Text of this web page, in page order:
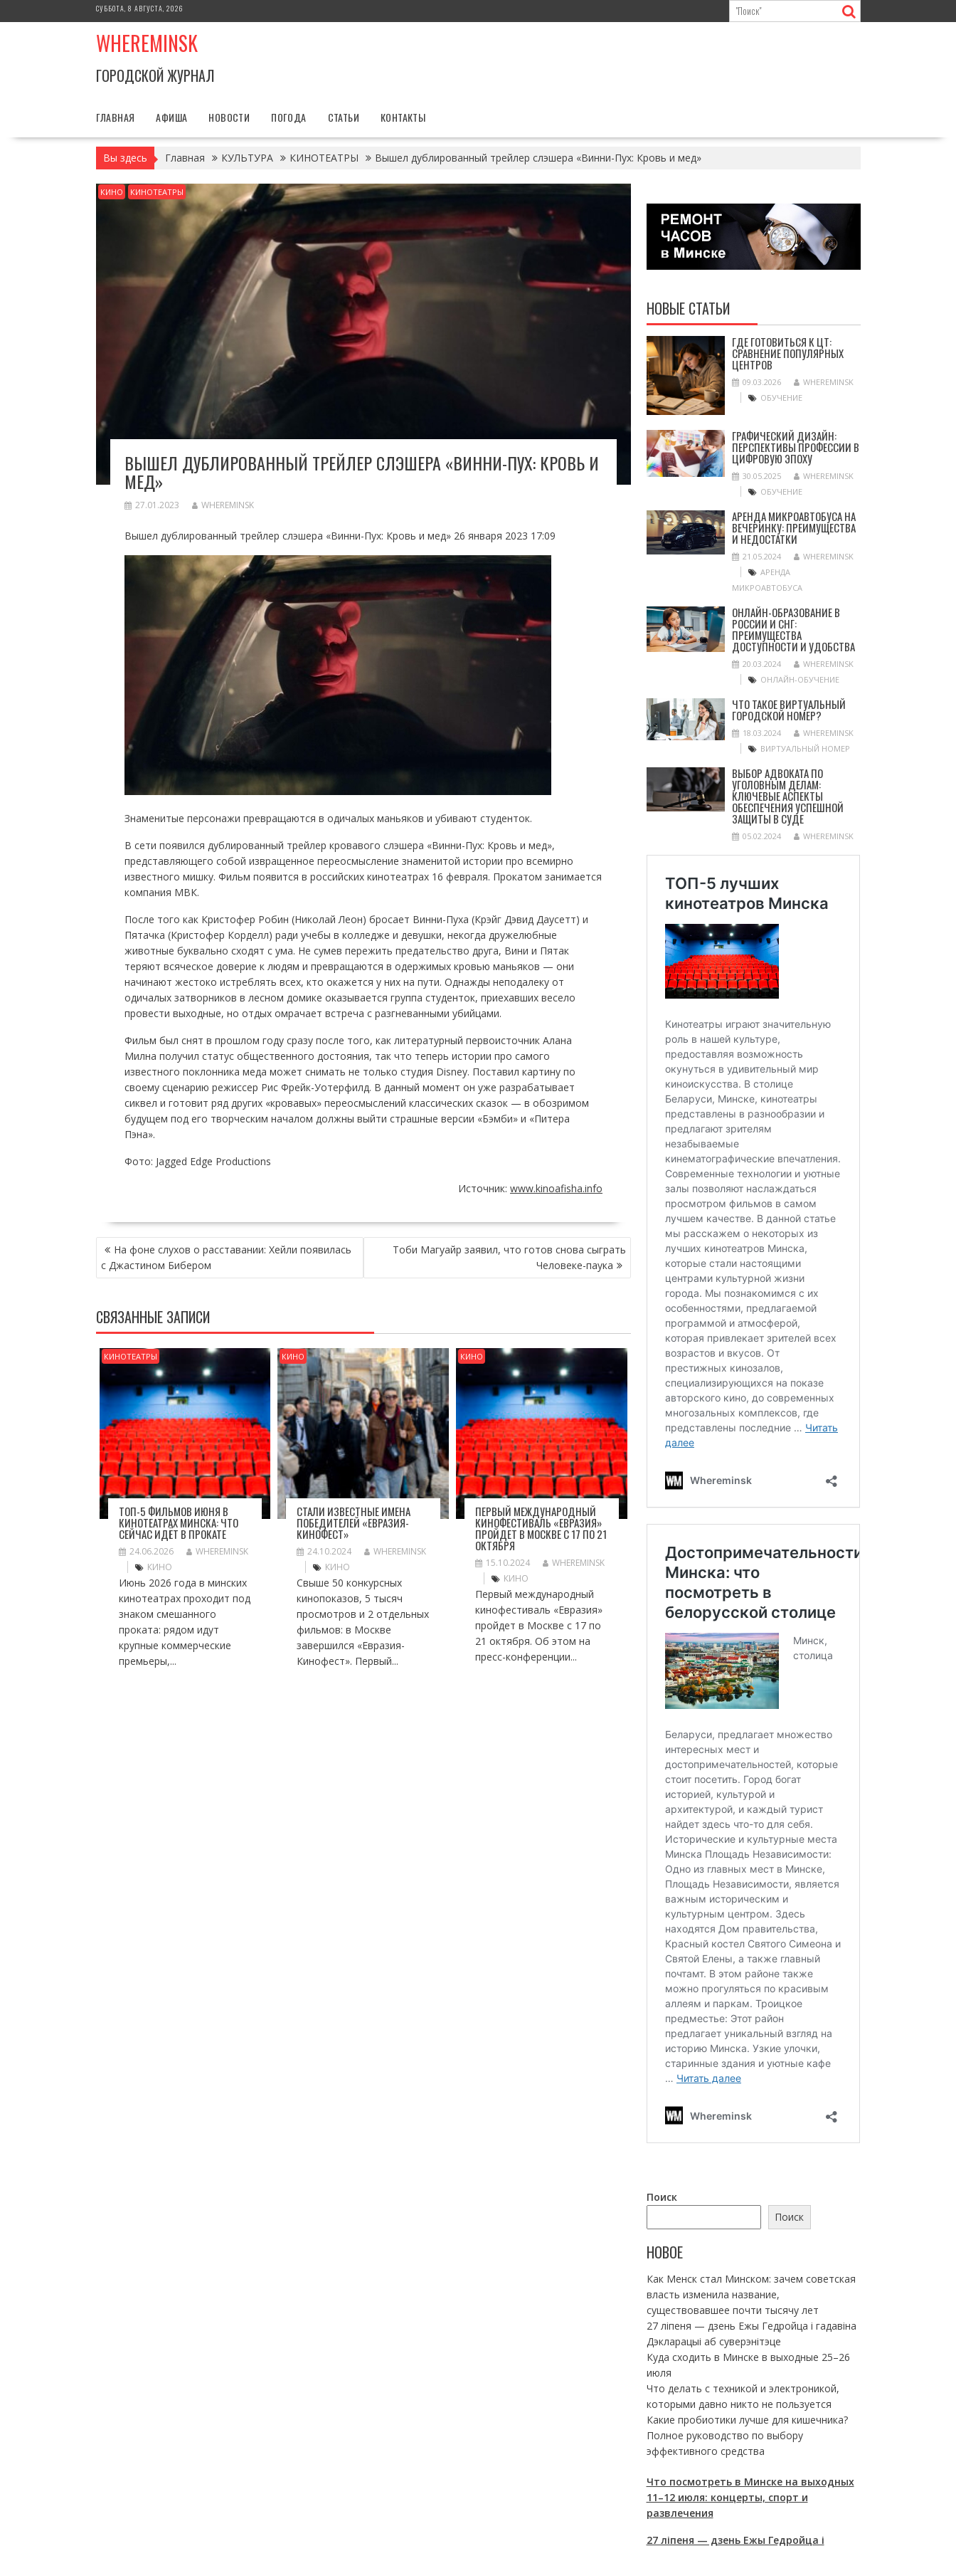
к
СУББОТА, 8 АВГУСТА, 2026
WHEREMINSK
ГОРОДСКОЙ ЖУРНАЛ
ГЛАВНАЯ АФИША НОВОСТИ ПОГОДА СТАТЬИ КОНТАКТЫ
Вы здесь Главная КУЛЬТУРА КИНОТЕАТРЫ Вышел дублированный трейлер слэшера «Винни-Пух: Кровь и мед»
КИНО КИНОТЕАТРЫ
ВЫШЕЛ ДУБЛИРОВАННЫЙ ТРЕЙЛЕР СЛЭШЕРА «ВИННИ-ПУХ: КРОВЬ И
МЕД»
27.01.2023 WHEREMINSK
Вышел дублированный трейлер слэшера «Винни-Пух: Кровь и мед» 26 января 2023 17:09
Знаменитые персонажи превращаются в одичалых маньяков и убивают студенток.
В сети появился дублированный трейлер кровавого слэшера «Винни-Пух: Кровь и мед»,
представляющего собой извращенное переосмысление знаменитой истории про всемирно
известного мишку. Фильм появится в российских кинотеатрах 16 февраля. Прокатом занимается
компания МВК.
После того как Кристофер Робин (Николай Леон) бросает Винни-Пуха (Крэйг Дэвид Даусетт) и
Пятачка (Кристофер Корделл) ради учебы в колледже и девушки, некогда дружелюбные
животные буквально сходят с ума. Не сумев пережить предательство друга, Вини и Пятак
теряют всяческое доверие к людям и превращаются в одержимых кровью маньяков — они
начинают жестоко истреблять всех, кто окажется у них на пути. Однажды неподалеку от
одичалых затворников в лесном домике оказывается группа студенток, приехавших весело
провести выходные, но отдых омрачает встреча с разгневанными убийцами.
Фильм был снят в прошлом году сразу после того, как литературный первоисточник Алана
Милна получил статус общественного достояния, так что теперь истории про самого
известного поклонника меда может снимать не только студия Disney. Поставил картину по
своему сценарию режиссер Рис Фрейк-Уотерфилд. В данный момент он уже разрабатывает
сиквел и готовит ряд других «кровавых» переосмыслений классических сказок — в обозримом
будущем под его творческим началом должны выйти страшные версии «Бэмби» и «Питера
Пэна».
Фото: Jagged Edge Productions
Источник: www.kinoafisha.info
НАВИГАЦИЯ
ПО
ЗАПИСЯМ
На фоне слухов о расставании: Хейли появилась
с Джастином Бибером
Тоби Магуайр заявил, что готов снова сыграть
Человеке-паука
СВЯЗАННЫЕ ЗАПИСИ
КИНОТЕАТРЫ
ТОП-5 ФИЛЬМОВ ИЮНЯ В
КИНОТЕАТРАХ МИНСКА: ЧТО
СЕЙЧАС ИДЁТ В ПРОКАТЕ
24.06.2026
WHEREMINSK
КИНО
Июнь 2026 года в минских
кинотеатрах проходит под
знаком смешанного
проката: рядом идут
крупные коммерческие
премьеры,...
КИНО
СТАЛИ ИЗВЕСТНЫЕ ИМЕНА
ПОБЕДИТЕЛЕЙ «ЕВРАЗИЯ-
КИНОФЕСТ»
24.10.2024
WHEREMINSK
КИНО
Свыше 50 конкурсных
кинопоказов, 5 тысяч
просмотров и 2 отдельных
фильмов: в Москве
завершился «Евразия-
Кинофест». Первый...
КИНО
ПЕРВЫЙ МЕЖДУНАРОДНЫЙ
КИНОФЕСТИВАЛЬ «ЕВРАЗИЯ»
ПРОЙДЕТ В МОСКВЕ С 17 ПО 21
ОКТЯБРЯ
15.10.2024
WHEREMINSK
КИНО
Первый международный
кинофестиваль «Евразия»
пройдет в Москве с 17 по
21 октября. Об этом на
пресс-конференции...
НОВЫЕ СТАТЬИ
ГДЕ ГОТОВИТЬСЯ К ЦТ:
СРАВНЕНИЕ ПОПУЛЯРНЫХ
ЦЕНТРОВ
09.03.2026
WHEREMINSK
ОБУЧЕНИЕ
ГРАФИЧЕСКИЙ ДИЗАЙН:
ПЕРСПЕКТИВЫ ПРОФЕССИИ В
ЦИФРОВУЮ ЭПОХУ
30.05.2025
WHEREMINSK
ОБУЧЕНИЕ
АРЕНДА МИКРОАВТОБУСА НА
ВЕЧЕРИНКУ: ПРЕИМУЩЕСТВА
И НЕДОСТАТКИ
21.05.2024
WHEREMINSK
АРЕНДА
МИКРОАВТОБУСА
ОНЛАЙН-ОБРАЗОВАНИЕ В
РОССИИ И СНГ:
ПРЕИМУЩЕСТВА
ДОСТУПНОСТИ И УДОБСТВА
20.03.2024
WHEREMINSK
ОНЛАЙН-ОБУЧЕНИЕ
ЧТО ТАКОЕ ВИРТУАЛЬНЫЙ
ГОРОДСКОЙ НОМЕР?
18.03.2024
WHEREMINSK
ВИРТУАЛЬНЫЙ НОМЕР
ВЫБОР АДВОКАТА ПО
УГОЛОВНЫМ ДЕЛАМ:
КЛЮЧЕВЫЕ АСПЕКТЫ
ОБЕСПЕЧЕНИЯ УСПЕШНОЙ
ЗАЩИТЫ В СУДЕ
05.02.2024 WHEREMINSK
Поиск
Поиск
НОВОЕ
Как Менск стал Минском: зачем советская
власть изменила название,
существовавшее почти тысячу лет
27 ліпеня — дзень Ежы Гедройца і гадавіна
Дэкларацыі аб суверэнітэце
Куда сходить в Минске в выходные 25–26
июля
Что делать с техникой и электроникой,
которыми давно никто не пользуется
Какие пробиотики лучше для кишечника?
Полное руководство по выбору
эффективного средства
Что посмотреть в Минске на выходных
11–12 июля: концерты, спорт и
развлечения
27 ліпеня — дзень Ежы Гедройца і